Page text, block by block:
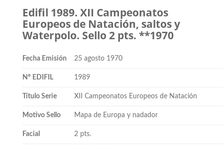
Edifil 1989. XII Campeonatos
Europeos de Natación, saltos y
Waterpolo. Sello 2 pts. **1970
Fecha Emisión 25 agosto 1970
Nº EDIFIL 1989
Título Serie XII Campeonatos Europeos de Natación
Motivo Sello Mapa de Europa y nadador
Facial 2 pts.